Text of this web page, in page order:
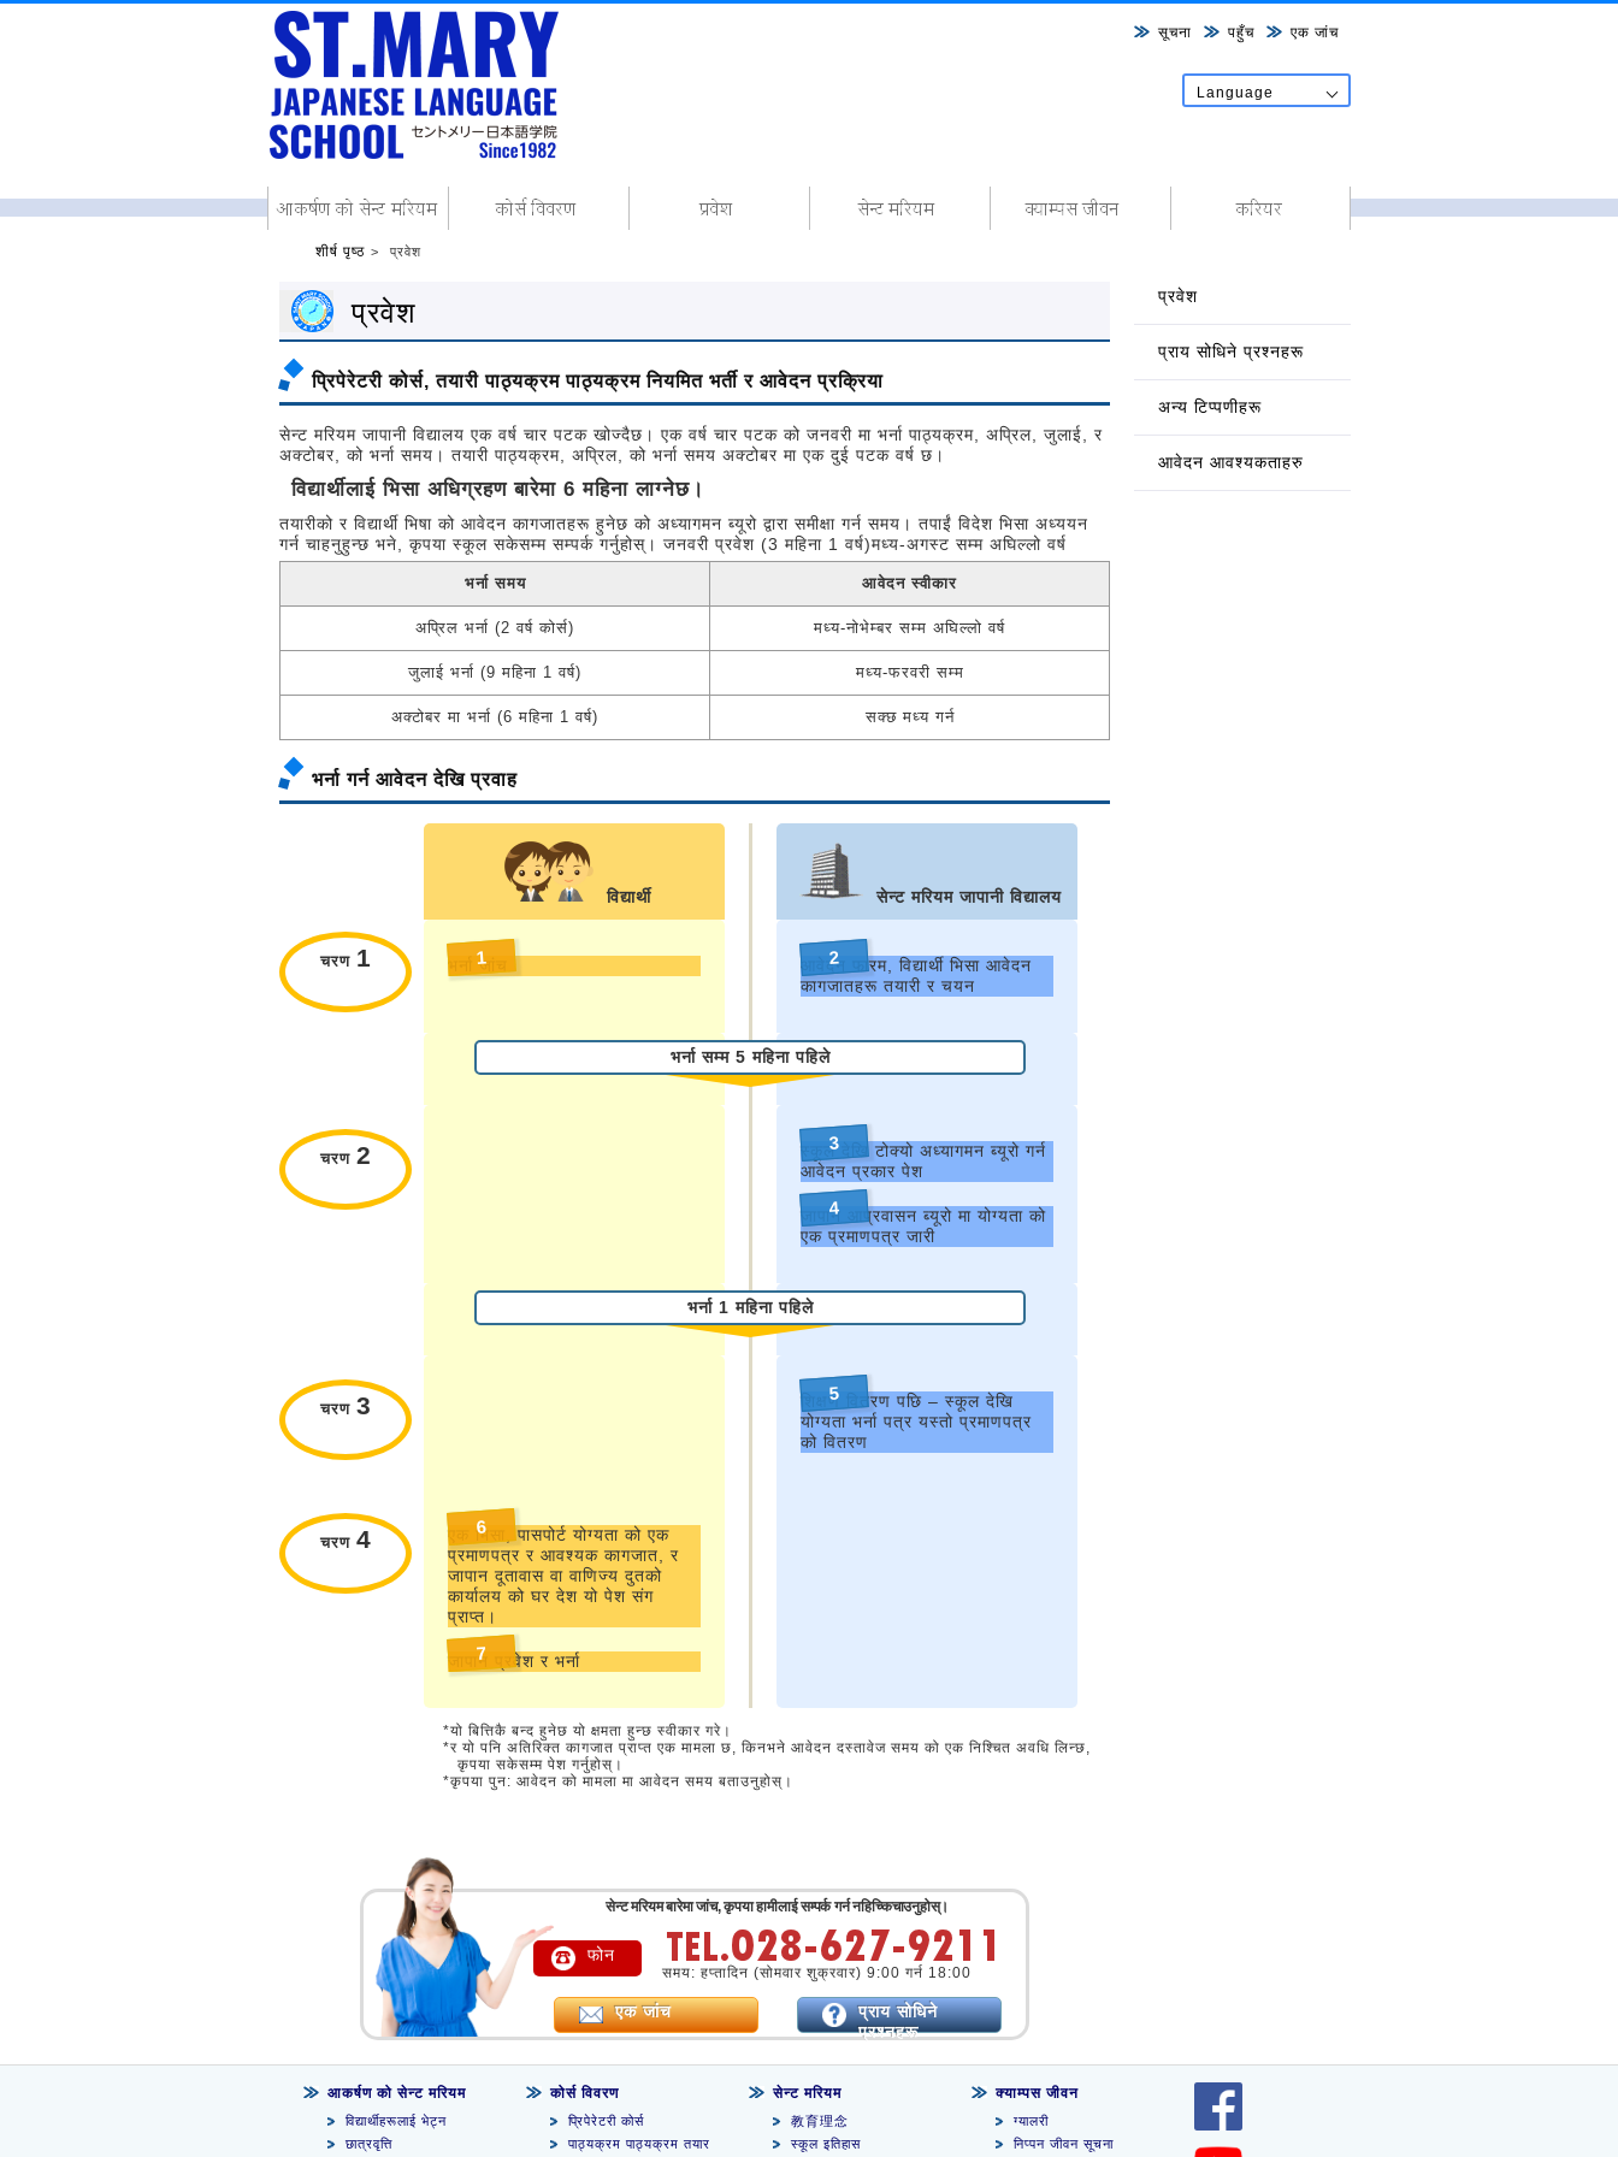
सूचना पहुँच एक जांच
Language
शीर्ष पृष्ठ प्रवेश
प्रवेश
प्रिपेरेटरी कोर्स, तयारी पाठ्यक्रम पाठ्यक्रम नियमित भर्ती र आवेदन प्रक्रिया
सेन्ट मरियम जापानी विद्यालय एक वर्ष चार पटक खोज्दैछ। एक वर्ष चार पटक को जनवरी मा भर्ना पाठ्यक्रम, अप्रिल, जुलाई, र
अक्टोबर, को भर्ना समय। तयारी पाठ्यक्रम, अप्रिल, को भर्ना समय अक्टोबर मा एक दुई पटक वर्ष छ।
विद्यार्थीलाई भिसा अधिग्रहण बारेमा 6 महिना लाग्नेछ।
तयारीको र विद्यार्थी भिषा को आवेदन कागजातहरू हुनेछ को अध्यागमन ब्यूरो द्वारा समीक्षा गर्न समय। तपाईं विदेश भिसा अध्ययन
गर्न चाहनुहुन्छ भने, कृपया स्कूल सकेसम्म सम्पर्क गर्नुहोस्। जनवरी प्रवेश (3 महिना 1 वर्ष)मध्य-अगस्ट सम्म अघिल्लो वर्ष
भर्ना समय आवेदन स्वीकार
अप्रिल भर्ना (2 वर्ष कोर्स) मध्य-नोभेम्बर सम्म अघिल्लो वर्ष
जुलाई भर्ना (9 महिना 1 वर्ष) मध्य-फरवरी सम्म
अक्टोबर मा भर्ना (6 महिना 1 वर्ष) सक्छ मध्य गर्न
भर्ना गर्न आवेदन देखि प्रवाह
विद्यार्थी सेन्ट मरियम जापानी विद्यालय
चरण 1 1
भर्ना जांच 2
आवेदन फारम, विद्यार्थी भिसा आवेदन
कागजातहरू तयारी र चयन
भर्ना सम्म 5 महिना पहिले
चरण 2 3
स्कूल देखि टोक्यो अध्यागमन ब्यूरो गर्न
आवेदन प्रकार पेश
4
जापान आप्रवासन ब्यूरो मा योग्यता को
एक प्रमाणपत्र जारी
भर्ना 1 महिना पहिले
चरण 3 5
शिक्षण वितरण पछि – स्कूल देखि
योग्यता भर्ना पत्र यस्तो प्रमाणपत्र
को वितरण
चरण 4 6
एक भिसा, पासपोर्ट योग्यता को एक
प्रमाणपत्र र आवश्यक कागजात, र
जापान दूतावास वा वाणिज्य दुतको
कार्यालय को घर देश यो पेश संग
प्राप्त।
7
जापान प्रवेश र भर्ना
यो बित्तिकै बन्द हुनेछ यो क्षमता हुन्छ स्वीकार गरे।
र यो पनि अतिरिक्त कागजात प्राप्त एक मामला छ, किनभने आवेदन दस्तावेज समय को एक निश्चित अवधि लिन्छ,
कृपया सकेसम्म पेश गर्नुहोस्।
कृपया पुन: आवेदन को मामला मा आवेदन समय बताउनुहोस्।
सेन्ट मरियम बारेमा जांच, कृपया हामीलाई सम्पर्क गर्न नहिच्किचाउनुहोस्।
फोन
समय: हप्तादिन (सोमवार शुक्रवार) 9:00 गर्न 18:00
एक जांच
प्राय सोधिने
प्रश्नहरू
प्रवेश
प्राय सोधिने प्रश्नहरू
अन्य टिप्पणीहरू
आवेदन आवश्यकताहरु
आकर्षण को सेन्ट मरियम
विद्यार्थीहरूलाई भेट्न
छात्रवृत्ति
कोर्स विवरण
प्रिपेरेटरी कोर्स
पाठ्यक्रम पाठ्यक्रम तयार
सेन्ट मरियम
教育理念
स्कूल इतिहास
क्याम्पस जीवन
ग्यालरी
निप्पन जीवन सूचना